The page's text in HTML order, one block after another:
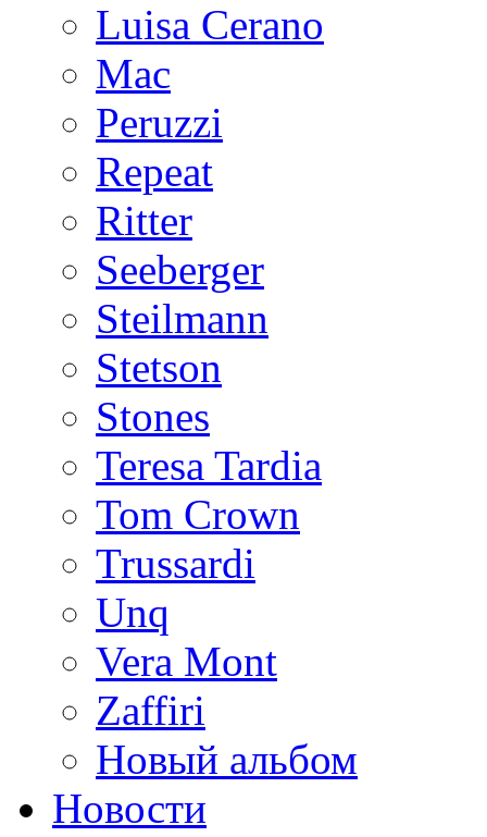
Luisa Cerano
Mac
Peruzzi
Repeat
Ritter
Seeberger
Steilmann
Stetson
Stones
Teresa Tardia
Tom Crown
Trussardi
Unq
Vera Mont
Zaffiri
Новый альбом
Новости